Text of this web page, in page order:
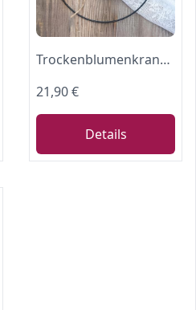
Trockenblumenkranz | Willkommenskranz graviert | Türkranz personalisiert | Metallring 25cm | Dekokranz ganzjährig | Geschenkidee I Indoor | Türdekoration innen
21,90 €
Details